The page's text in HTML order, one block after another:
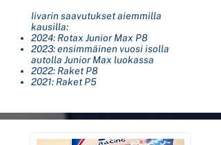
Iivarin saavutukset aiemmilla
kausilla:
2024: Rotax Junior Max P8
2023: ensimmäinen vuosi isolla
autolla Junior Max luokassa
2022: Raket P8
2021: Raket P5